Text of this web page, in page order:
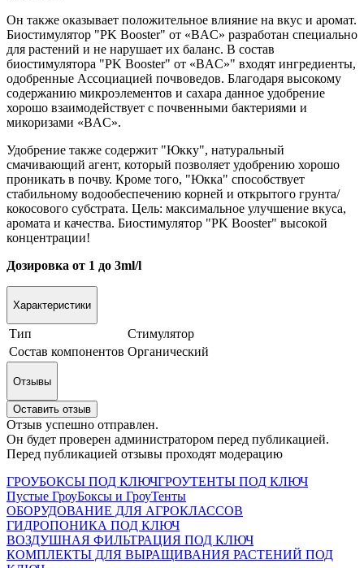
Он также оказывает положительное влияние на вкус и аромат.
Биостимулятор "PK Booster" от «BAC» разработан специально
для растений и не нарушает их баланс. В состав
биостимулятора "PK Booster" от «BAC»" входят ингредиенты,
одобренные Ассоциацией почвоведов. Благодаря высокому
содержанию микроэлементов и сахара данное удобрение
хорошо взаимодействует с почвенными бактериями и
микоризами «BAC».
Удобрение также содержит "Юкку", натуральный
смачивающий агент, который позволяет удобрению хорошо
проникать в почву. Кроме того, "Юкка" способствует
стабильному водообеспечению корней и открытого грунта/
кокосового субстрата. Цель: максимальное улучшение вкуса,
аромата и качества. Биостимулятор "PK Booster" высокой
концентрации!
Дозировка от 1 до 3ml/l
Характеристики
Тип
Стимулятор
Состав компонентов Органический
Отзывы
Оставить отзыв
Отзыв успешно отправлен.
Он будет проверен администратором перед публикацией.
Перед публикацией отзывы проходят модерацию
ГРОУБОКСЫ ПОД КЛЮЧГРОУТЕНТЫ ПОД КЛЮЧ
Пустые ГроуБоксы и ГроуТенты
ОБОРУДОВАНИЕ ДЛЯ АГРОКЛАССОВ
ГИДРОПОНИКА ПОД КЛЮЧ
ВОЗДУШНАЯ ФИЛЬТРАЦИЯ ПОД КЛЮЧ
КОМПЛЕКТЫ ДЛЯ ВЫРАЩИВАНИЯ РАСТЕНИЙ ПОД